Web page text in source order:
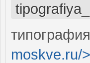
moskve.ru/